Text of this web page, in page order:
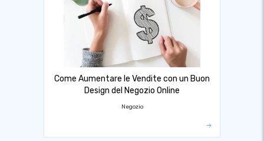
Come Aumentare le Vendite con un Buon
Design del Negozio Online
Negozio